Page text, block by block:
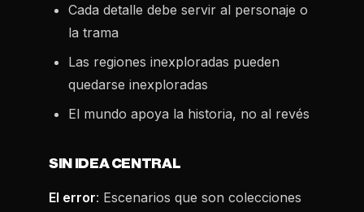
Cada detalle debe servir al personaje o
la trama
Las regiones inexploradas pueden
quedarse inexploradas
El mundo apoya la historia, no al revés
SIN IDEA CENTRAL
El error: Escenarios que son colecciones